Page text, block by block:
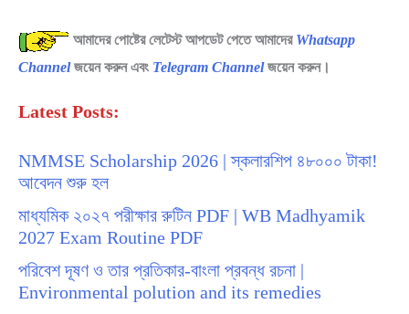
আমাদের পোষ্টের লেটেস্ট আপডেট পেতে আমাদের Whatsapp
Channelজয়েন করুন এবং Telegram Channelজয়েন করুন।
Latest Posts:
NMMSE Scholarship 2026 | স্কলারশিপ ৪৮০০০ টাকা!
আবেদন শুরু হল
মাধ্যমিক ২০২৭ পরীক্ষার রুটিন PDF | WB Madhyamik
2027 Exam Routine PDF
পরিবেশ দূষণ ও তার প্রতিকার-বাংলা প্রবন্ধ রচনা |
Environmental polution and its remedies